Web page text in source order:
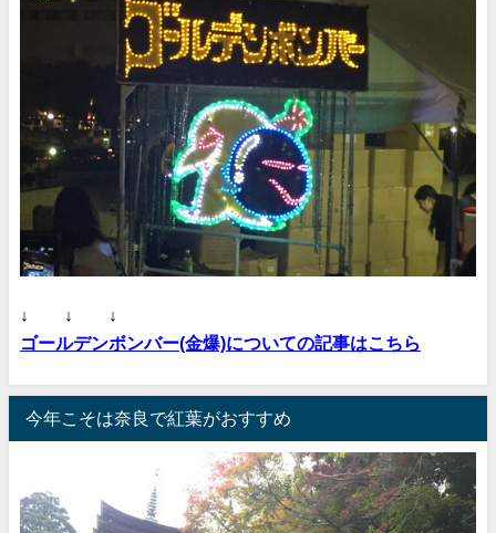
↓ ↓ ↓
ゴールデンボンバー(金爆)についての記事はこちら
今年こそは奈良で紅葉がおすすめ